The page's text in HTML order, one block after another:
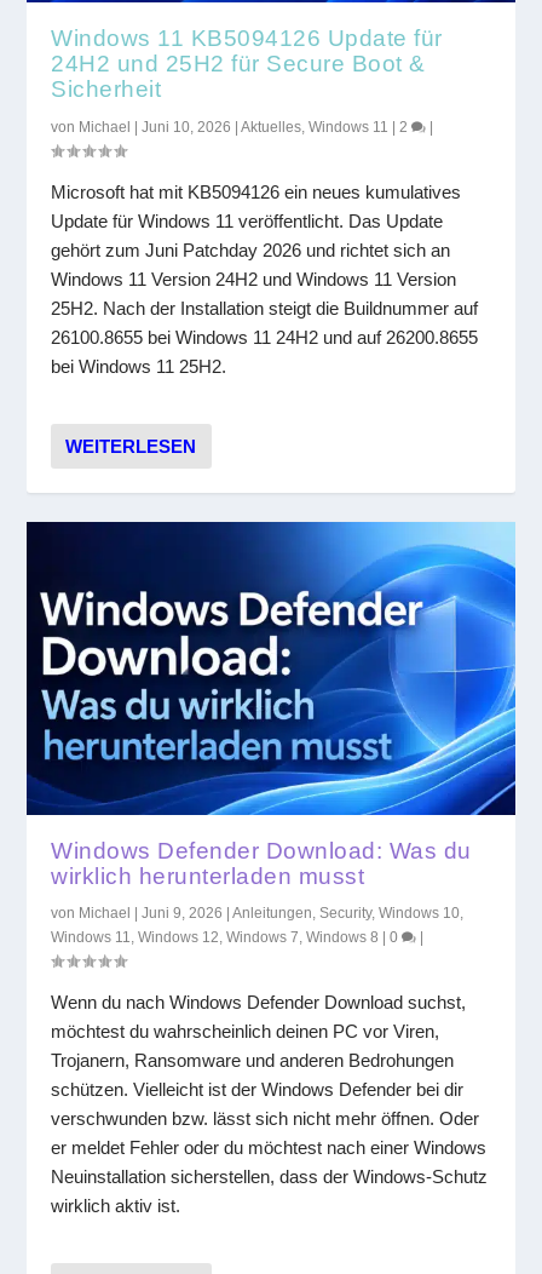
Windows 11 KB5094126 Update für
24H2 und 25H2 für Secure Boot &
Sicherheit
von Michael |Juni 10, 2026 |Aktuelles,Windows 11 |2
Microsoft hat mit KB5094126 ein neues kumulatives
Update für Windows 11 veröffentlicht. Das Update
gehört zum Juni Patchday 2026 und richtet sich an
Windows 11 Version 24H2 und Windows 11 Version
25H2. Nach der Installation steigt die Buildnummer auf
26100.8655 bei Windows 11 24H2 und auf 26200.8655
bei Windows 11 25H2.
WEITERLESEN
Windows Defender Download: Was du
wirklich herunterladen musst
von Michael |Juni 9, 2026 |Anleitungen,Security,Windows 10,
Windows 11,Windows 12,Windows 7,Windows 8 |0
Wenn du nach Windows Defender Download suchst,
möchtest du wahrscheinlich deinen PC vor Viren,
Trojanern, Ransomware und anderen Bedrohungen
schützen. Vielleicht ist der Windows Defender bei dir
verschwunden bzw. lässt sich nicht mehr öffnen. Oder
er meldet Fehler oder du möchtest nach einer Windows
Neuinstallation sicherstellen, dass der Windows-Schutz
wirklich aktiv ist.